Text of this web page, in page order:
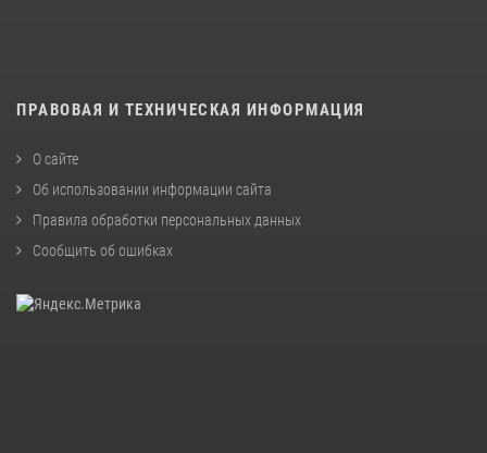
ПРАВОВАЯ И ТЕХНИЧЕСКАЯ ИНФОРМАЦИЯ
О сайте
Об использовании информации сайта
Правила обработки персональных данных
Сообщить об ошибках